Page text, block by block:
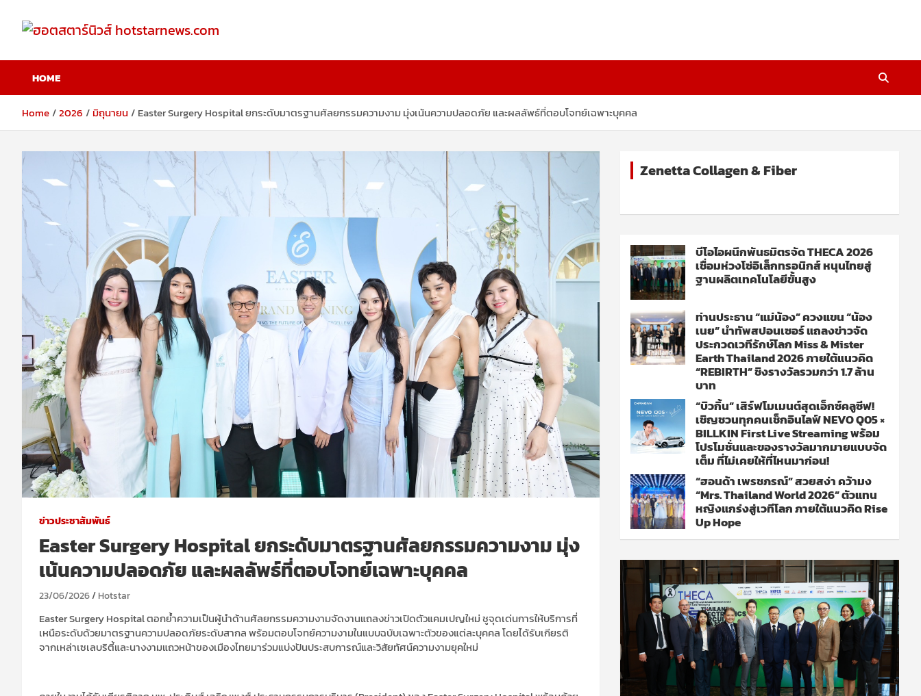
content
ฮอตสตาร์นิวส์
hotstarnews.com
HOME
Home 2026 มิถุนายน Easter Surgery Hospital ยกระดับมาตรฐานศัลยกรรมความงาม มุ่งเน้นความปลอดภัย และผลลัพธ์ที่ตอบโจทย์เฉพาะบุคคล
ข่าวประชาสัมพันธ์
Easter Surgery Hospital ยกระดับมาตรฐานศัลยกรรมความงาม มุ่ง
เน้นความปลอดภัย และผลลัพธ์ที่ตอบโจทย์เฉพาะบุคคล
23/06/2026 Hotstar
Easter Surgery Hospitalตอกย้ำความเป็นผู้นำด้านศัลยกรรมความงามจัดงานแถลงข่าวเปิดตัวแคมเปญใหม่ชูจุดเด่นการให้บริการที่
เหนือระดับด้วยมาตรฐานความปลอดภัยระดับสากลพร้อมตอบโจทย์ความงามในแบบฉบับเฉพาะตัวของแต่ละบุคคลโดยได้รับเกียรติ
จากเหล่าเซเลบริตี้และนางงามแถวหน้าของเมืองไทยมาร่วมแบ่งปันประสบการณ์และวิสัยทัศน์ความงามยุคใหม่
Zenetta Collagen & Fiber
บีโอไอผนึกพันธมิตรจัด THECA 2026
เชื่อมห่วงโซ่อิเล็กทรอนิกส์ หนุนไทยสู่
ฐานผลิตเทคโนโลยีขั้นสูง
ท่านประธาน “แม่น้อง” ควงแขน “น้อง
เนย” นำทัพสปอนเซอร์ แถลงข่าวจัด
ประกวดเวทีรักษ์โลก Miss & Mister
Earth Thailand 2026 ภายใต้แนวคิด
“REBIRTH” ชิงรางวัลรวมกว่า 1.7 ล้าน
บาท
“บิวกิ้น” เสิร์ฟโมเมนต์สุดเอ็กซ์คลูซีฟ!
เชิญชวนทุกคนเช็กอินไลฟ์ NEVO Q05 ×
BILLKIN First Live Streaming พร้อม
โปรโมชั่นและของรางวัลมากมายแบบจัด
เต็ม ที่ไม่เคยให้ที่ไหนมาก่อน!
“ฮอนด้า เพรชภรณ์” สวยสง่า คว้ามง
“Mrs. Thailand World 2026” ตัวแทน
หญิงแกร่งสู่เวทีโลก ภายใต้แนวคิด Rise
Up Hope